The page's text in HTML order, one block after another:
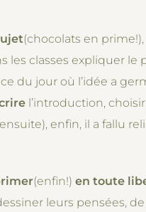
(chocolats en prime!),
les classes expliquer le
du jour où l’idée a
l’introduction,
enfin, il a fallu
(enfin!) en toute
leurs pensées, de